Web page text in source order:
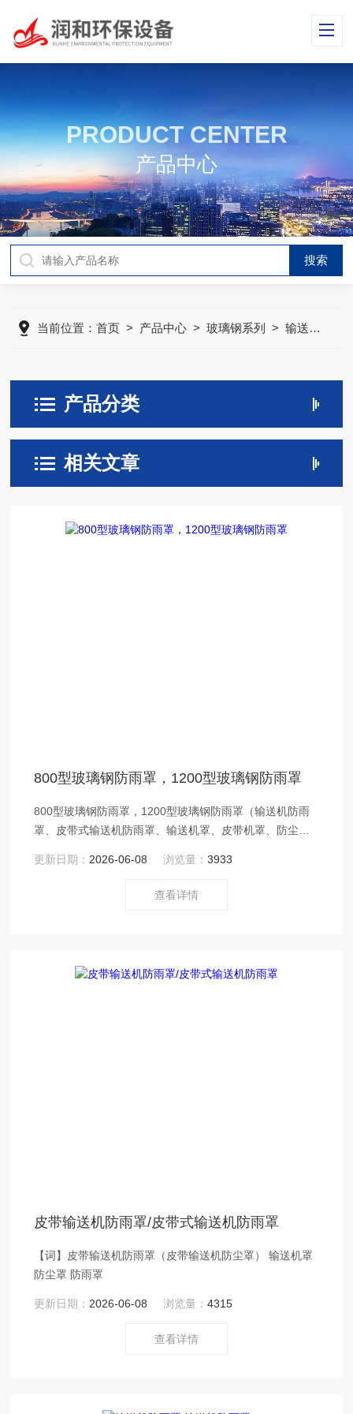
PRODUCT CENTER
产品中心
当前位置：首页 > 产品中心 >玻璃钢系列 >输送机玻璃钢防雨罩
产品分类
相关文章
800型玻璃钢防雨罩，1200型玻璃钢防雨罩
800型玻璃钢防雨罩，1200型玻璃钢防雨罩（输送机防雨
罩、皮带式输送机防雨罩、输送机罩、皮带机罩、防尘
更新日期： 2026-06-08 浏览量：3933
查看详情
皮带输送机防雨罩/皮带式输送机防雨罩
【词】皮带输送机防雨罩（皮带输送机防尘罩） 输送机罩
防尘罩 防雨罩
更新日期： 2026-06-08 浏览量：4315
查看详情